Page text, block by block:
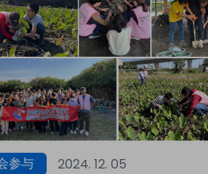
参与 2024. 12. 05